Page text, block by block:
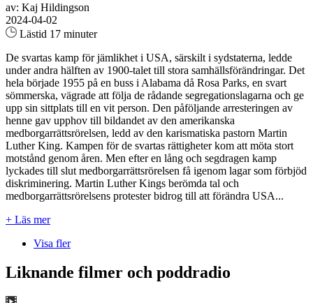
av: Kaj Hildingson
2024-04-02
Lästid 17 minuter
De svartas kamp för jämlikhet i USA, särskilt i sydstaterna, ledde
under andra hälften av 1900-talet till stora samhällsförändringar. Det
hela började 1955 på en buss i Alabama då Rosa Parks, en svart
sömmerska, vägrade att följa de rådande segregationslagarna och ge
upp sin sittplats till en vit person. Den påföljande arresteringen av
henne gav upphov till bildandet av den amerikanska
medborgarrättsrörelsen, ledd av den karismatiska pastorn Martin
Luther King. Kampen för de svartas rättigheter kom att möta stort
motstånd genom åren. Men efter en lång och segdragen kamp
lyckades till slut medborgarrättsrörelsen få igenom lagar som förbjöd
diskriminering. Martin Luther Kings berömda tal och
medborgarrättsrörelsens protester bidrog till att förändra USA...
+ Läs mer
Visa fler
Liknande filmer och poddradio